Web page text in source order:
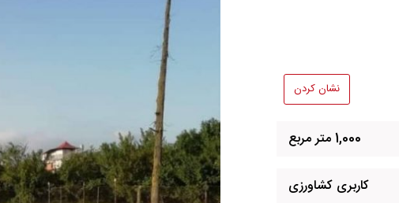
نشان کردن
1,000 متر مربع
کاربری کشاورزی